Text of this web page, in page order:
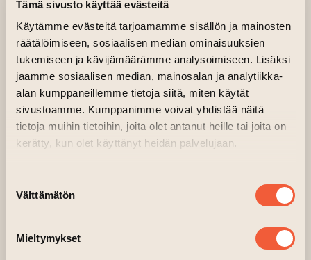
Tämä sivusto käyttää evästeitä
Käytämme evästeitä tarjoamamme sisällön ja mainosten
räätälöimiseen, sosiaalisen median ominaisuuksien
tukemiseen ja kävijämäärämme analysoimiseen. Lisäksi
jaamme sosiaalisen median, mainosalan ja analytiikka-
alan kumppaneillemme tietoja siitä, miten käytät
sivustoamme. Kumppanimme voivat yhdistää näitä
tietoja muihin tietoihin, joita olet antanut heille tai joita on
kerätty, kun olet käyttänyt heidän palvelujaan.
valinta
Välttämätön
Mieltymykset
tavoittelematon järjestö ja taiteilijavetoinen
organisaatio, joka on edistänyt paikallista
taideyhteisöä monenlaisella taideaktiviteetilla,
joka perustuu ”taiteen ja yhteiskunnan
yhdistämiseen sekä kulttuurivaihdon
elävöittämiseen”. Järjestö on myös edistänyt
sen paikallista yhteisöä maailmanlaajuisesta
näkökulmasta, jotta se näkisi myös oman
alueensa globaalista näkökulmasta. Lisäksi
järjestö on tehnyt yhteistyötä sekä vaihtanut
kokemuksia ulkomailla toimivien taideryhmien
on samankaltainen hallintopolitiikka. C.A.P. on